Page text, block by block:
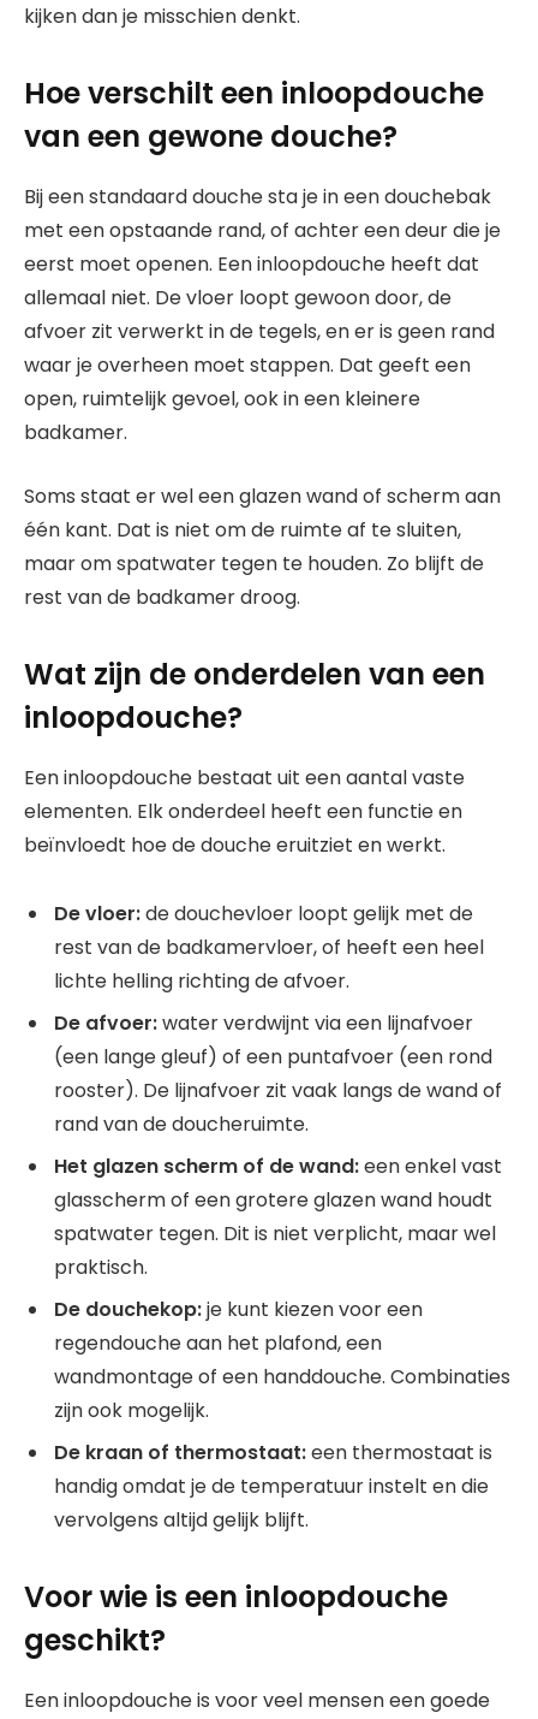
kijken dan je misschien denkt.
Hoe verschilt een inloopdouche
van een gewone douche?
Bij een standaard douche sta je in een douchebak
met een opstaande rand, of achter een deur die je
eerst moet openen. Een inloopdouche heeft dat
allemaal niet. De vloer loopt gewoon door, de
afvoer zit verwerkt in de tegels, en er is geen rand
waar je overheen moet stappen. Dat geeft een
open, ruimtelijk gevoel, ook in een kleinere
badkamer.
Soms staat er wel een glazen wand of scherm aan
één kant. Dat is niet om de ruimte af te sluiten,
maar om spatwater tegen te houden. Zo blijft de
rest van de badkamer droog.
Wat zijn de onderdelen van een
inloopdouche?
Een inloopdouche bestaat uit een aantal vaste
elementen. Elk onderdeel heeft een functie en
beïnvloedt hoe de douche eruitziet en werkt.
De vloer:de douchevloer loopt gelijk met de
rest van de badkamervloer, of heeft een heel
lichte helling richting de afvoer.
De afvoer:water verdwijnt via een lijnafvoer
(een lange gleuf) of een puntafvoer (een rond
rooster). De lijnafvoer zit vaak langs de wand of
rand van de doucheruimte.
Het glazen scherm of de wand:een enkel vast
glasscherm of een grotere glazen wand houdt
spatwater tegen. Dit is niet verplicht, maar wel
praktisch.
De douchekop:je kunt kiezen voor een
regendouche aan het plafond, een
wandmontage of een handdouche. Combinaties
zijn ook mogelijk.
De kraan of thermostaat:een thermostaat is
handig omdat je de temperatuur instelt en die
vervolgens altijd gelijk blijft.
Voor wie is een inloopdouche
geschikt?
Een inloopdouche is voor veel mensen een goede